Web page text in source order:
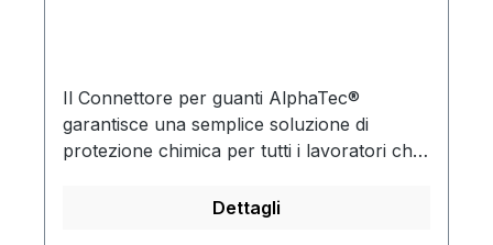
Il Connettore per guanti AlphaTec®
garantisce una semplice soluzione di
protezione chimica per tutti i lavoratori che
una soluzione integrata di protezione
Dettagli